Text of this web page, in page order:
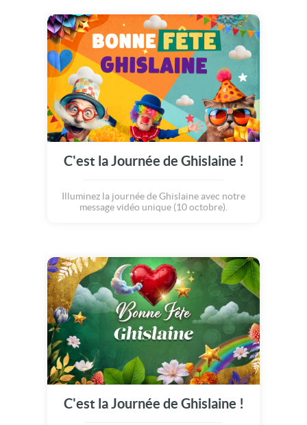
C'est la Journée de Ghislaine !
Illuminez la journée de Ghislaine avec notre
message vidéo unique (10 octobre).
C'est la Journée de Ghislaine !